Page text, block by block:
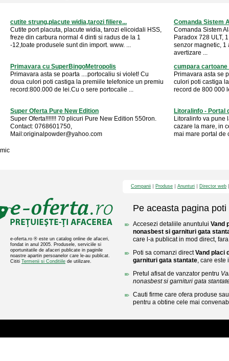
cutite strung,placute widia,tarozi filiere...
Cutite port placuta, placute widia, tarozi elicoidali HSS,
freze din carbura normal 4 dinti si radus de la 1
-12,toate produsele sunt din import. www. ...
Comanda Sistem
Comanda Sistem
Paradox 728 ULT,
senzor magnetic, 1
avertizare ...
Primavara cu SuperBingoMetropolis
Primavara asta se poarta ....portocaliu si violet! Cu
doua culori poti castiga la premiile telefonice un premiu
record:800.000 de lei.Cu o sere portocalie ...
cumpara cartoane
Primavara asta se
culori poti castiga
record de 800 000
Super Oferta Pure New Edition
Super Oferta!!!!!!! 70 plicuri Pure New Edition 550ron.
Contact: 0768601750,
Mail:originalpowder@yahoo.com
Litoralinfo - Portal
Litoralinfo va pune
cazare la mare, in
mai mare portal de
mic
e-oferta.ro ® este un catalog online de afaceri,
fondat in anul 2005. Produsele, serviciile si
oportunitatile de afaceri publicate in paginile
noastre apartin persoanelor care le-au publicat.
Cititi Termenii si Conditiile de utilizare.
Companii Produse Anunturi Director web
Pe aceasta pagina poti
Accesezi detaliile anuntului Vand
nonasbest si garnituri gata
care l-a publicat in mod direct,
Poti sa comanzi directVand placi
garnituri gata stantate, care este
Pretul afisat de vanzator pentru
nonasbest si garnituri gata
Cauti firme care ofera produse
pentru a obtine cele mai